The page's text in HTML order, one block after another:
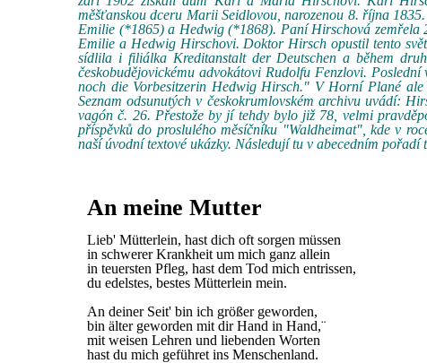
měšťanskou dceru Marii Seidlovou, narozenou 8. října
Emilie (*1865) a Hedwig (*1868). Paní Hirschová zemřela
Emilie a Hedwig Hirschovi. Doktor Hirsch opustil tento
sídlila i filiálka Kreditanstalt der Deutschen a během
českobudějovickému advokátovi Rudolfu Fenzlovi.
noch die Vorbesitzerin Hedwig Hirsch." V Horní Plané
Seznam odsunutých v českokrumlovském archivu uvádí:
vagón č. 26. Přestože by jí tehdy bylo již 78, velmi
příspěvků do proslulého měsíčníku "Waldheimat", kde v
naší úvodní textové ukázky. Následují tu v abecedním pořadí
An meine Mutter
Lieb' Mütterlein, hast dich oft sorgen müssen
in schwerer Krankheit um mich ganz allein
in teuersten Pfleg, hast dem Tod mich entrissen,
du edelstes, bestes Mütterlein mein.
An deiner Seit' bin ich größer geworden,
bin älter geworden mit dir Hand in Hand,¨
mit weisen Lehren und liebenden Worten
hast du mich geführet ins Menschenland.